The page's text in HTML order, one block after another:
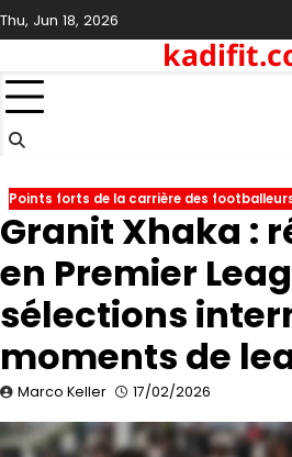
Skip
to
Thu, Jun 18, 2026
Points forts de la carrière des
Granit Xhaka :
en Premier
sélections
moments de
Marco Keller 17/02/2026